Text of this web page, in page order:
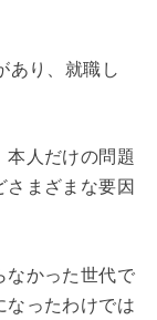
あり、就職し
本人だけの問題
さまざまな要因
なかった世代で
なったわけでは